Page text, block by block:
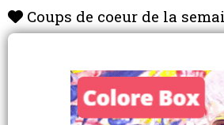
Coups de coeur de la